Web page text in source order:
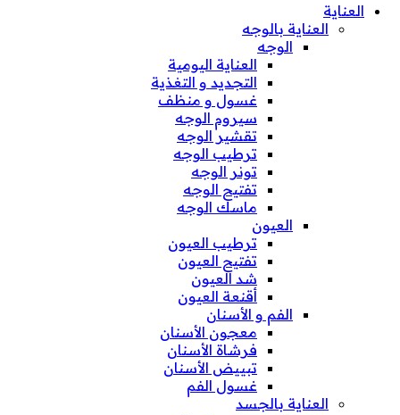
العناية
العناية بالوجه
الوجه
العناية اليومية
التجديد و التغذية
غسول و منظف
سيروم الوجه
تقشير الوجه
ترطيب الوجه
تونر الوجه
تفتيح الوجه
ماسك الوجه
العيون
ترطيب العيون
تفتيح العيون
شد العيون
أقنعة العيون
الفم و الأسنان
معجون الأسنان
فرشاة الأسنان
تبييض الأسنان
غسول الفم
العناية بالجسد